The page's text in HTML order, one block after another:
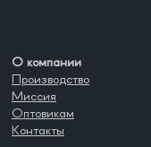
О компании
Производство
Миссия
Оптовикам
Контакты